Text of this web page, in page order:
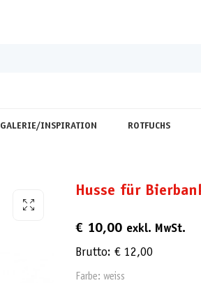
GALERIE/INSPIRATION ROTFUCHS
Husse für
€ 10,00 exkl. MwSt.
Brutto: € 12,00
Farbe: weiss